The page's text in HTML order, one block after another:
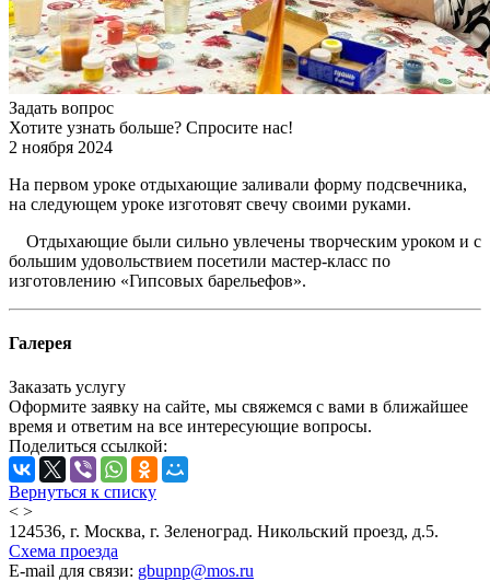
Задать вопрос
Хотите узнать больше? Спросите нас!
2 ноября 2024
На первом уроке отдыхающие заливали форму подсвечника,
на следующем уроке изготовят свечу своими руками.
Отдыхающие были сильно увлечены творческим уроком и с
большим удовольствием посетили мастер-класс по
изготовлению «Гипсовых барельефов».
Галерея
Заказать услугу
Оформите заявку на сайте, мы свяжемся с вами в ближайшее
время и ответим на все интересующие вопросы.
Поделиться ссылкой:
Вернуться к списку
< >
124536, г. Москва, г. Зеленоград. Никольский проезд, д.5.
Схема проезда
E-mail для связи: gbupnp@mos.ru